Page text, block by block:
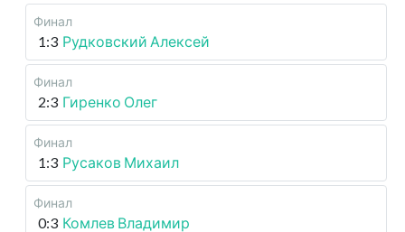
Финал
1:3 Рудковский Алексей
Финал
2:3 Гиренко Олег
Финал
1:3 Русаков Михаил
Финал
0:3 Комлев Владимир